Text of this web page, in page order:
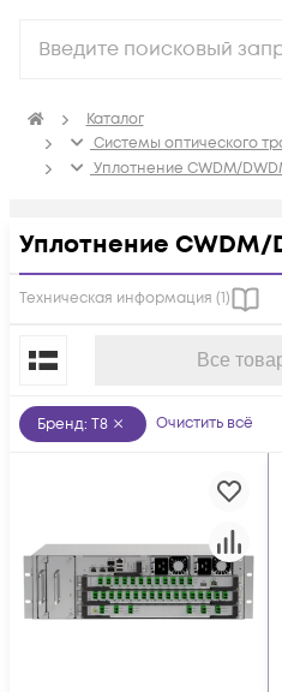
Каталог
Системы оптического
Уплотнение CWDM/
Уплотнение CWDM/
Техническая информация (1)
Все
По популярности
Бренд: Т8 Очистить всё